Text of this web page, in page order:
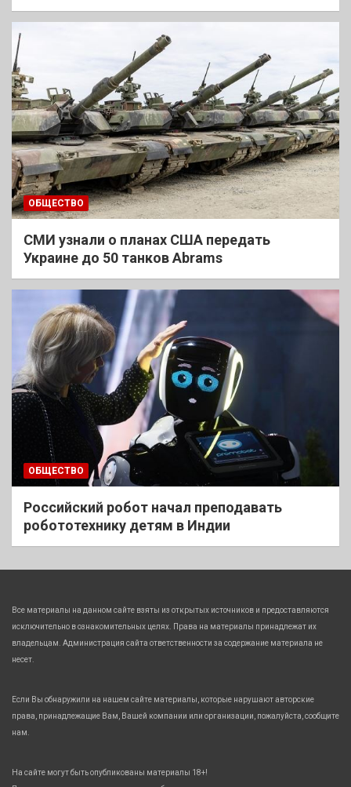
ОБЩЕСТВО
СМИ узнали о планах США передать
Украине до 50 танков Abrams
ОБЩЕСТВО
Российский робот начал преподавать
робототехнику детям в Индии
Все материалы на данном сайте взяты из открытых источников и предоставляются
исключительно в ознакомительных целях. Права на материалы принадлежат их
владельцам. Администрация сайта ответственности за содержание материала не
несет.
Если Вы обнаружили на нашем сайте материалы, которые нарушают авторские
права, принадлежащие Вам, Вашей компании или организации, пожалуйста, сообщите
нам.
На сайте могут быть опубликованы материалы 18+!